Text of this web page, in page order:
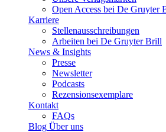
Open Access bei De Gruyter
Karriere
Stellenausschreibungen
Arbeiten bei De Gruyter Brill
News & Insights
Presse
Newsletter
Podcasts
Rezensionsexemplare
Kontakt
FAQs
Blog Über uns